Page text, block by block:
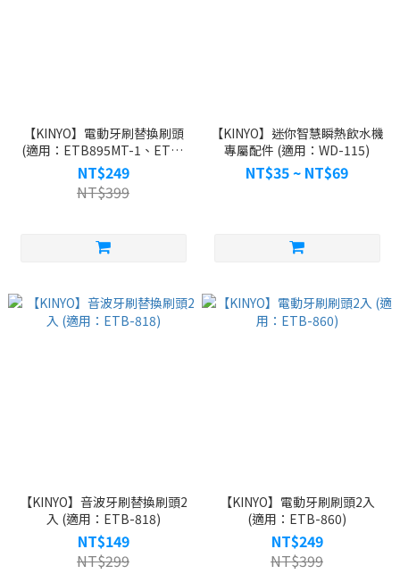
【KINYO】電動牙刷替換刷頭
(適用：ETB895MT-1、ETB-
895)
NT$249
NT$399
【KINYO】迷你智慧瞬熱飲水機
專屬配件 (適用：WD-115)
NT$35 ~ NT$69
【KINYO】音波牙刷替換刷頭2
入 (適用：ETB-818)
NT$149
NT$299
【KINYO】電動牙刷刷頭2入
(適用：ETB-860)
NT$249
NT$399